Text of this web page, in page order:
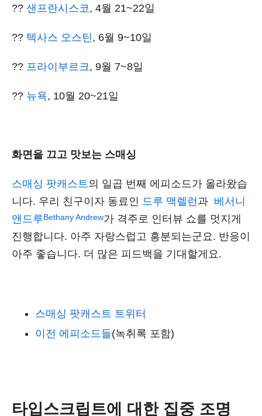
?? 샌프란시스코, 4월 21~22일
?? 텍사스 오스틴, 6월 9~10일
?? 프라이부르크, 9월 7~8일
?? 뉴욕, 10월 20~21일
화면을 끄고 맛보는 스매싱
스매싱 팟캐스트의 일곱 번째 에피소드가 올라왔습
니다. 우리 친구이자 동료인 드루 맥렐런과 베서니
앤드루 Bethany Andrew가 격주로 인터뷰 쇼를 멋지게
진행합니다. 아주 자랑스럽고 흥분되는군요. 반응이
아주 좋습니다. 더 많은 피드백을 기대할게요.
스매싱 팟캐스트 트위터
이전 에피소드들(녹취록 포함)
타입스크립트에 대한 집중 조명